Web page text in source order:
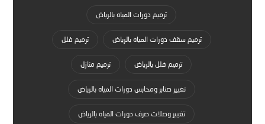
ترميم دورات المياه بالرياض
ترميم سقف دورات المياه بالرياض ترميم فلل
ترميم فلل بالرياض ترميم منازل
تغيير صنابر ومحابس دورات المياه بالرياض
تغيير وصلات صرف دورات المياه بالرياض